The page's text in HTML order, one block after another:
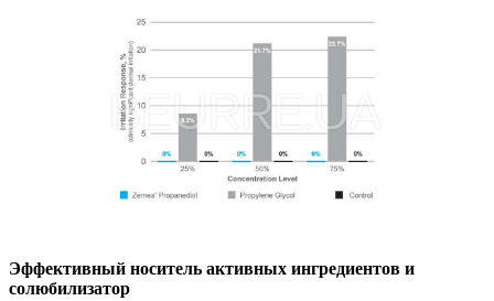
Эффективный носитель активных ингредиентов и
солюбилизатор